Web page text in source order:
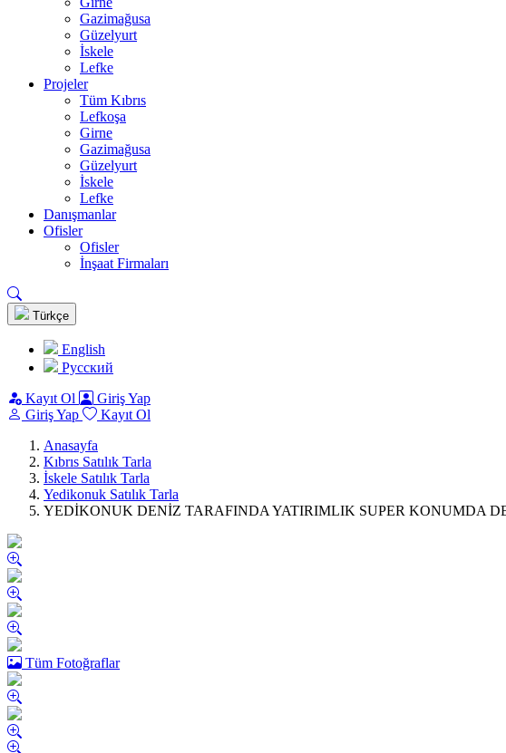
Gazimağusa
Güzelyurt
İskele
Lefke
Projeler
Tüm Kıbrıs
Lefkoşa
Girne
Gazimağusa
Güzelyurt
İskele
Lefke
Danışmanlar
Ofisler
Ofisler
İnşaat Firmaları
Türkçe
English
Pусский
Kayıt Ol
Giriş Yap
Giriş Yap
Kayıt Ol
Anasayfa
Kıbrıs Satılık Tarla
İskele Satılık Tarla
Yedikonuk Satılık Tarla
YEDİKONUK DENİZ TARAFINDA YATIRIMLIK SUPER KONUMDA
Tüm Fotoğraflar